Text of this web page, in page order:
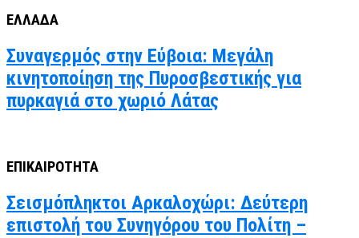
ΕΛΛΑΔΑ
Συναγερμός στην Εύβοια: Μεγάλη
κινητοποίηση της Πυροσβεστικής για
πυρκαγιά στο χωριό Λάτας
ΕΠΙΚΑΙΡΟΤΗΤΑ
Σεισμόπληκτοι Αρκαλοχώρι: Δεύτερη
επιστολή του Συνηγόρου του Πολίτη –